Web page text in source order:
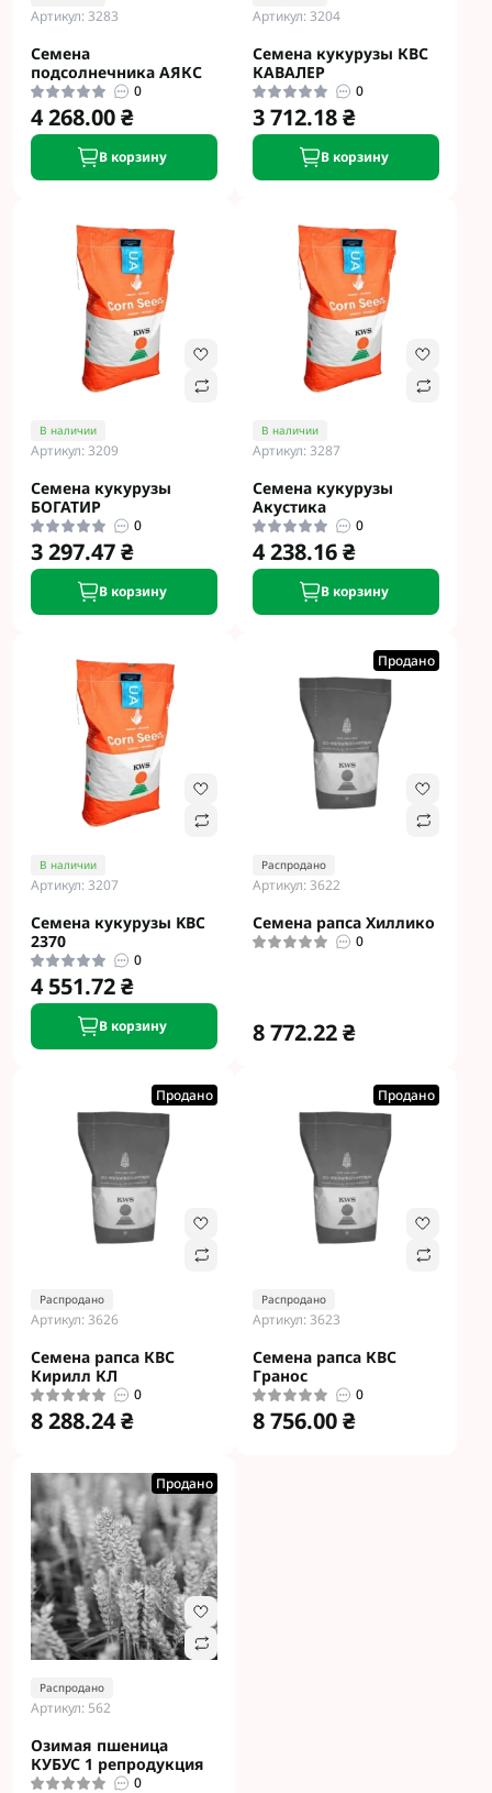
Артикул: 3283
Семена
подсолнечника АЯКС
0
4 268.00 ₴
В корзину
Артикул: 3204
Семена кукурузы КВС
КАВАЛЕР
0
3 712.18 ₴
В корзину
В наличии
Артикул: 3209
Семена кукурузы
БОГАТИР
0
3 297.47 ₴
В корзину
В наличии
Артикул: 3287
Семена кукурузы
Акустика
0
4 238.16 ₴
В корзину
В наличии
Артикул: 3207
Семена кукурузы KBC
2370
0
4 551.72 ₴
В корзину
Продано
Распродано
Артикул: 3622
Семена рапса Хиллико
0
8 772.22 ₴
Продано
Распродано
Артикул: 3626
Семена рапса КВС
Кирилл КЛ
0
8 288.24 ₴
Продано
Распродано
Артикул: 3623
Семена рапса КВС
Гранос
0
8 756.00 ₴
Продано
Распродано
Артикул: 562
Озимая пшеница
КУБУС 1 репродукция
0